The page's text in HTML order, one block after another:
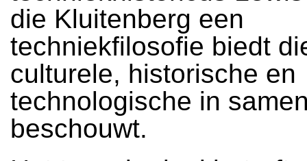
die Kluitenberg een
techniekfilosofie biedt
culturele, historische en
technologische in
beschouwt.